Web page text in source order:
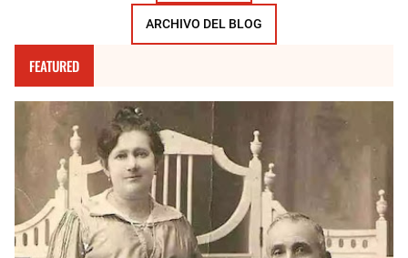
ARCHIVO DEL BLOG
FEATURED